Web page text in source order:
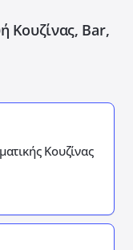
Κουζίνας, Bar,
Κουζίνας